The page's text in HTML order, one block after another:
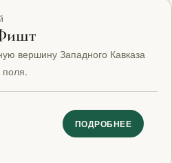
вершину Западного Кавказа
ПОДРОБНЕЕ